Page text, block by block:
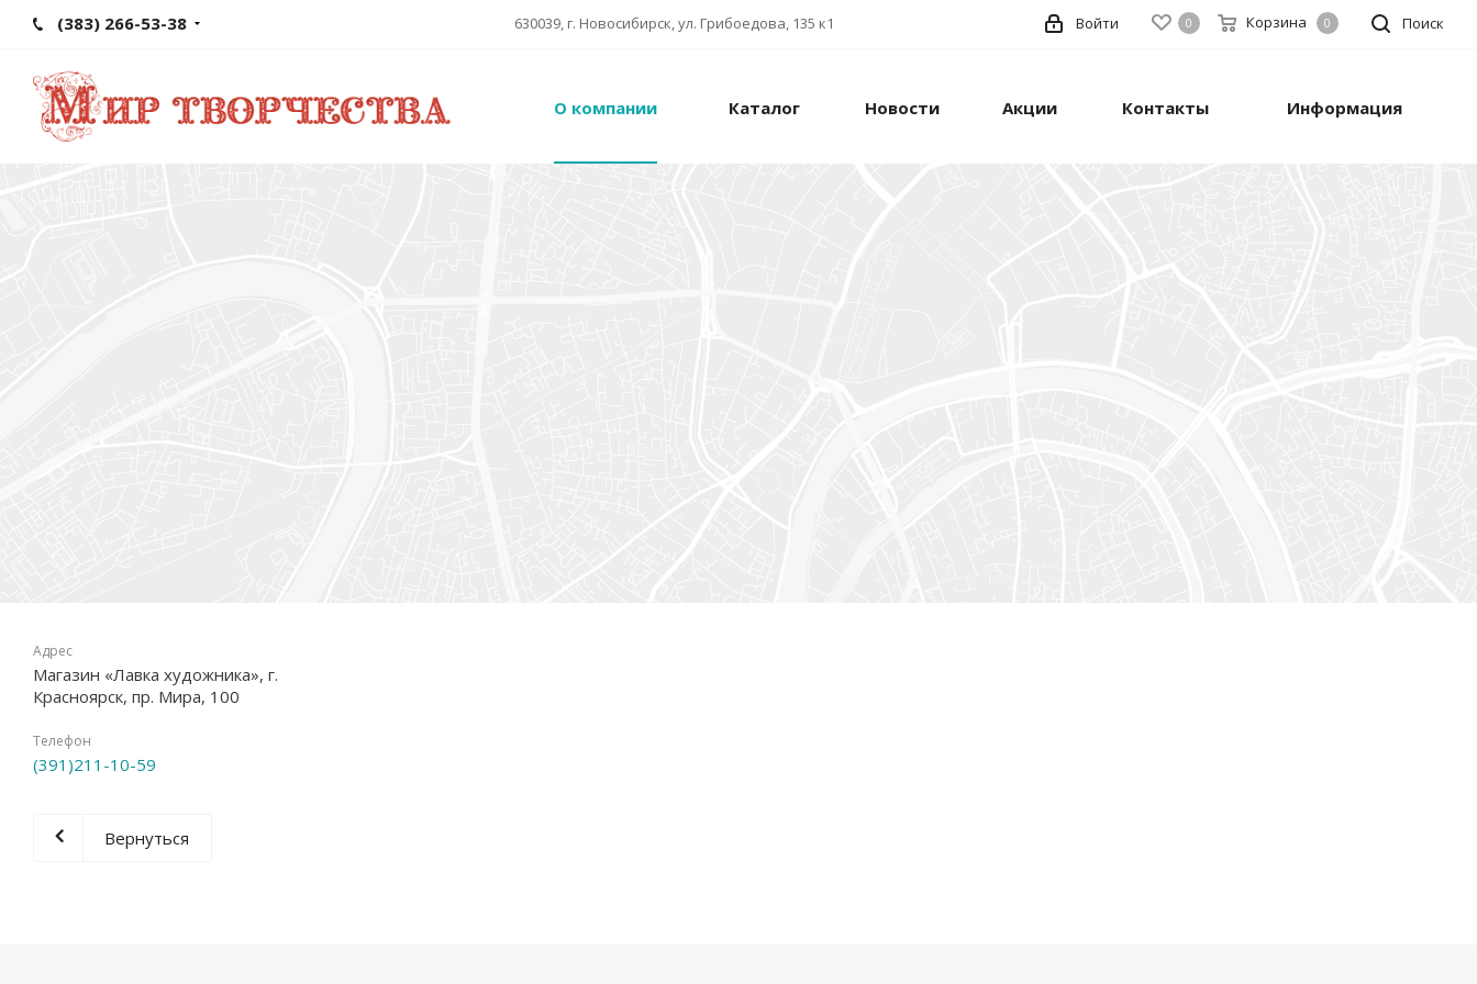
(383) 266-53-38 630039, г. Новосибирск, ул. Грибоедова, 135 к1 Поиск
0 Корзина 0
Войти
О компании Каталог Новости Акции Контакты Информация
Адрес
Магазин «Лавка художника», г.
Красноярск, пр. Мира, 100
Телефон
(391)211-10-59
Вернуться